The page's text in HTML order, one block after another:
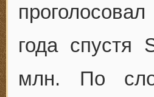
года спустя
млн. По